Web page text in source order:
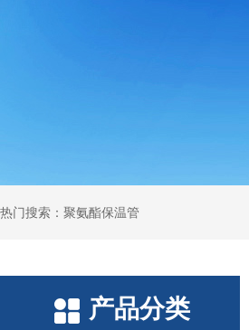
热门搜索：聚氨酯保温管
产品分类